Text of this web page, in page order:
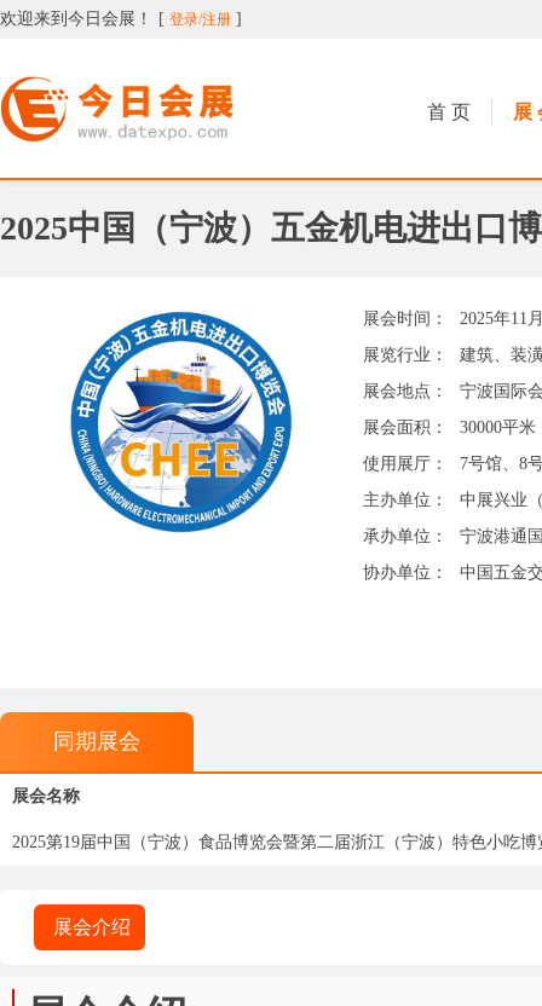
欢迎来到今日会展！ [ 登录/注册 ]
今日会展
首 页 展
2025中国（宁波）五金机电进出口
展会时间：
2025年11
展览行业：
建筑、装
展会地点：
宁波国际
展会面积：
30000平米
使用展厅：
7号馆、8
主办单位：
中展兴业
承办单位：
宁波港通
协办单位：
中国五金
同期展会
展会名称
2025第19届中国（宁波）食品博览会暨第二届浙江（宁波）特色小吃博
展会介绍